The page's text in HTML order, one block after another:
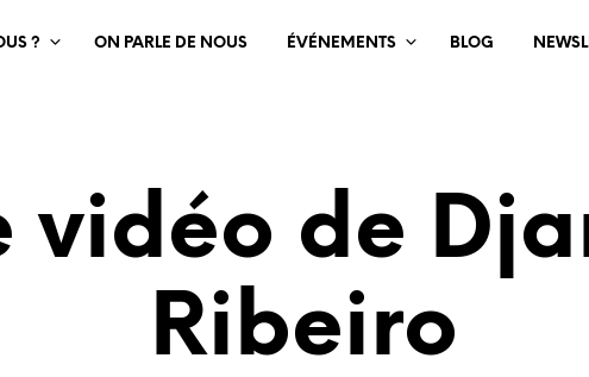
? ON PARLE DE NOUS ÉVÉNEMENTS BLOG
vidéo de
Ribeiro